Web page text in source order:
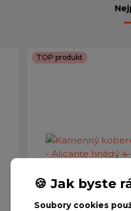
TOP produkt
🍪 Jak byste
Soubory cookies